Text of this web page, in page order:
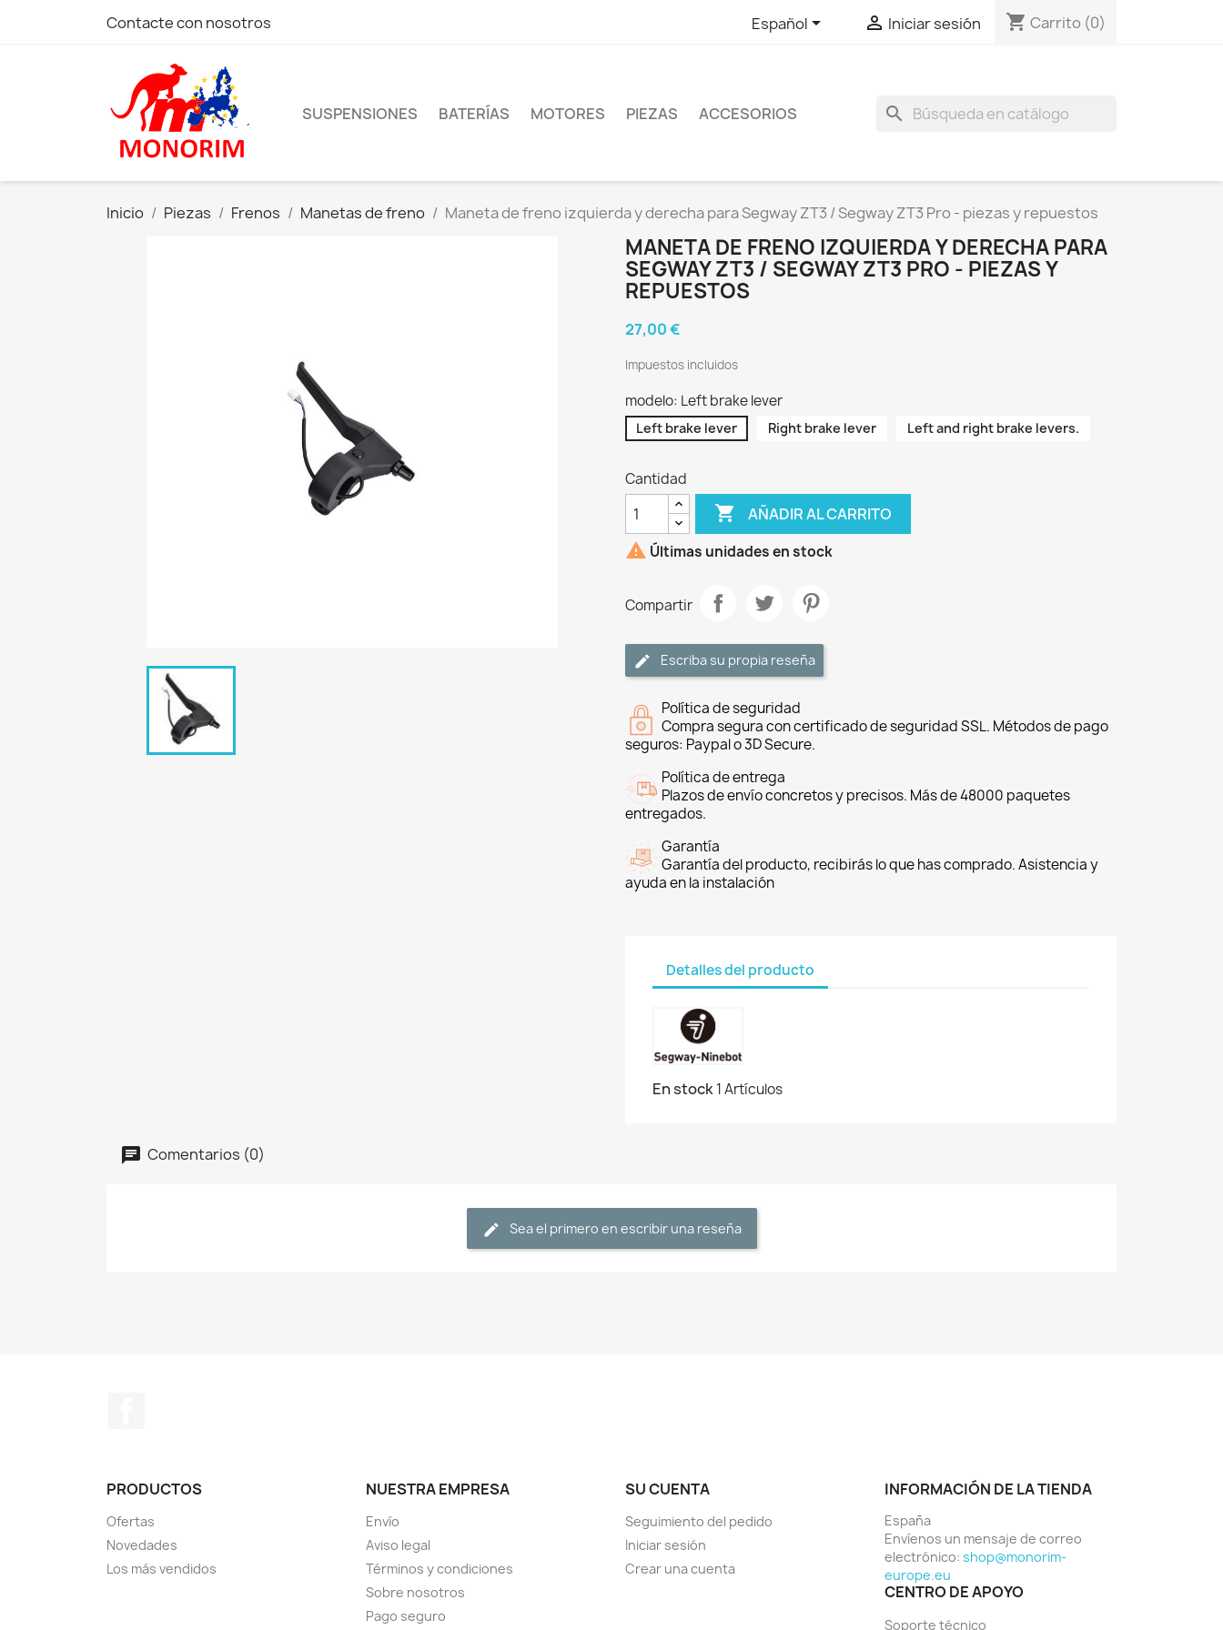
Contacte con nosotros Español  Iniciar sesión shopping_cart Carrito (0)
SUSPENSIONES BATERÍAS MOTORES PIEZAS ACCESORIOS search
Inicio Piezas Frenos Manetas de freno Maneta de freno izquierda y derecha para Segway ZT3 / Segway ZT3 Pro - piezas y repuestos
MANETA DE FRENO IZQUIERDA Y DERECHA PARA
SEGWAY ZT3 / SEGWAY ZT3 PRO - PIEZAS Y
REPUESTOS
27,00 €
Impuestos incluidos
modelo: Left brake lever
Left brake lever Right brake lever Left and right brake levers.
Cantidad
 AÑADIR AL CARRITO
 Últimas unidades en stock
Compartir
Escriba su propia reseña
Política de seguridad
Compra segura con certificado de seguridad SSL. Métodos de pago
seguros: Paypal o 3D Secure.
Política de entrega
Plazos de envío concretos y precisos. Más de 48000 paquetes
entregados.
Garantía
Garantía del producto, recibirás lo que has comprado. Asistencia y
ayuda en la instalación
Detalles del producto
En stock1 Artículos
Comentarios (0)
Sea el primero en escribir una reseña
PRODUCTOS
Ofertas
Novedades
Los más vendidos
NUESTRA EMPRESA
Envío
Aviso legal
Términos y condiciones
Sobre nosotros
Pago seguro
SU CUENTA
Seguimiento del pedido
Iniciar sesión
Crear una cuenta
INFORMACIÓN DE LA TIENDA
España
Envíenos un mensaje de correo
electrónico: shop@monorim-
europe.eu
CENTRO DE APOYO
Soporte técnico